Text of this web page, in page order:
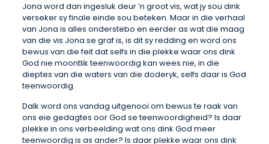
Jona word dan ingesluk deur ’n groot vis, wat jy sou dink
verseker sy finale einde sou beteken. Maar in die verhaal
van Jona is alles onderstebo en eerder as wat die maag
van die vis Jona se graf is, is dit sy redding en word ons
bewus van die feit dat selfs in die plekke waar ons dink
God nie moontlik teenwoordig kan wees nie, in die
dieptes van die waters van die doderyk, selfs daar is God
teenwoordig.
Dalk word ons vandag uitgenooi om bewus te raak van
ons eie gedagtes oor God se teenwoordigheid? Is daar
plekke in ons verbeelding wat ons dink God meer
teenwoordig is as ander? Is daar plekke waar ons dink